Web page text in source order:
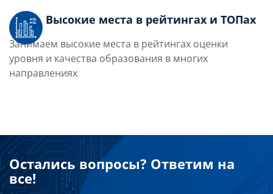
Высокие места в рейтингах и ТОПах
Занимаем высокие места в рейтингах оценки
уровня и качества образования в многих
направлениях
Остались вопросы? Ответим на
все!